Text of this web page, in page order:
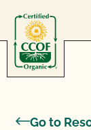
Go to